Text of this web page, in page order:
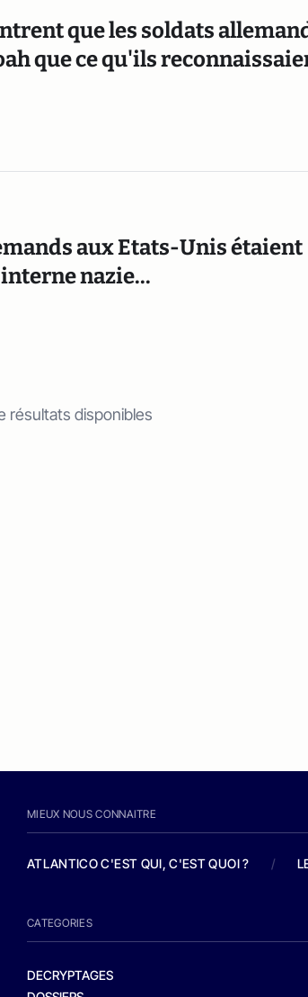
que les soldats
que ce qu'ils
aux Etats-Unis étaient
nazie...
résultats disponibles
MIEUX NOUS CONNAITRE
ATLANTICO C'EST QUI, C'EST QUOI ? /
CATEGORIES
DECRYPTAGES